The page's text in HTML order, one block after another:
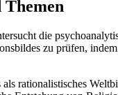
Themen
die
zu prüfen,
als rationalistisches